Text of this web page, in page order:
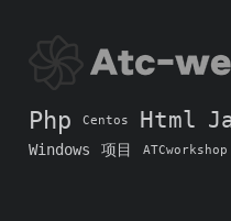
Php Centos Html
Windows 项目 ATCworkshop